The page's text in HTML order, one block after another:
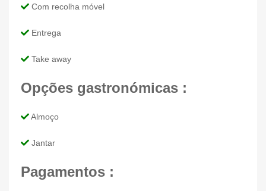
Com recolha móvel
Entrega
Take away
Opções gastronómicas :
Almoço
Jantar
Pagamentos :